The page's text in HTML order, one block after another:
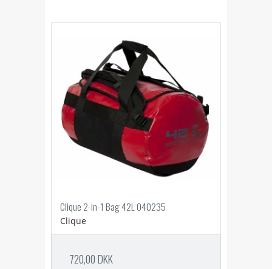
Clique 2-in-1 Bag 42L 040235
Clique
720,00 DKK